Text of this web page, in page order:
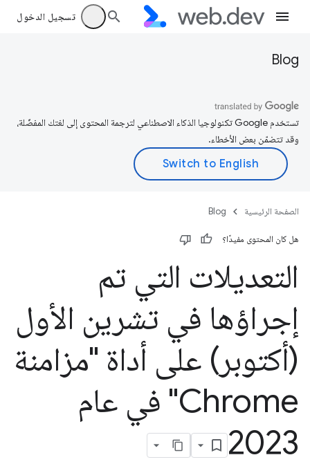
تسجيل الدخول
Blog
تستخدم Google تكنولوجيا الذكاء الاصطناعي لترجمة المحتوى إلى لغتك المفضّلة،
وقد تتضمّن بعض الأخطاء.
الصفحة الرئيسية Blog
هل كان المحتوى مفيدًا؟
التعديلات التي تم
إجراؤها في تشرين الأول
(أكتوبر) على أداة "مزامنة
Chrome" في عام
2023